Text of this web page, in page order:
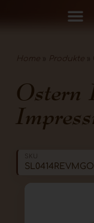
Home Produkte
Ostern
SL0414REVMGO